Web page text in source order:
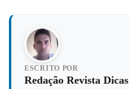
ESCRITO POR
Redação Revista Dicas